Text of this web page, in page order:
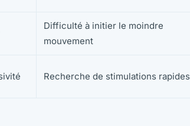
Difficulté à initier le moindre
mouvement
Recherche de stimulations rapides